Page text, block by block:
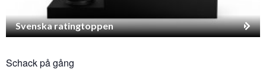
Svenska ratingtoppen
Schack på gång